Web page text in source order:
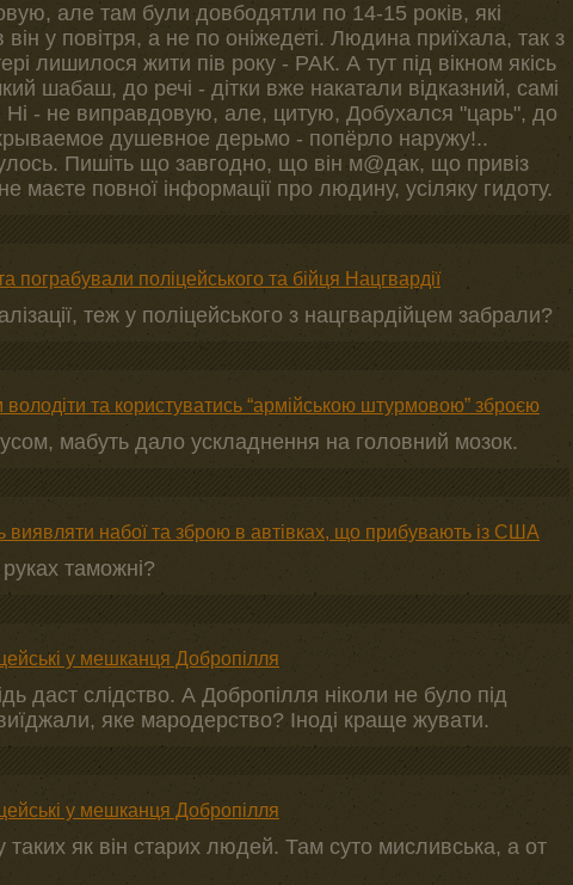
але там були довбодятли по 14-15 років, які
у повітря, а не по оніжедеті. Людина приїхала, так з
лишилося жити пів року - РАК. А тут під вікном якісь
шабаш, до речі - дітки вже накатали відказний, самі
- не виправдовую, але, цитую, Добухался "царь", до
душевное дерьмо - попёрло наружу!..
Пишіть що завгодно, що він м@дак, що привіз
повної інформації про людину, усіляку гидоту.
пограбували поліцейського та бійця Нацгвардії
теж у поліцейського з нацгвардійцем забрали?
та користуватись “армійською штурмовою” зброєю
мабуть дало ускладнення на головний мозок.
набої та зброю в автівках, що прибувають із США
таможні?
у мешканця Добропілля
даст слідство. А Добропілля ніколи не було під
яке мародерство? Іноді краще жувати.
у мешканця Добропілля
як він старих людей. Там суто мисливська, а от